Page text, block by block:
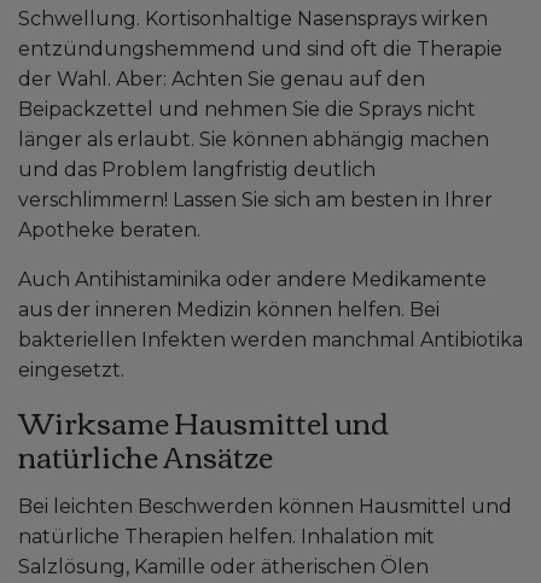
Schwellung. Kortisonhaltige Nasensprays wirken
entzündungshemmend und sind oft die Therapie
der Wahl. Aber: Achten Sie genau auf den
Beipackzettel und nehmen Sie die Sprays nicht
länger als erlaubt. Sie können abhängig machen
und das Problem langfristig deutlich
verschlimmern! Lassen Sie sich am besten in Ihrer
Apotheke beraten.
Auch Antihistaminika oder andere Medikamente
aus der inneren Medizin können helfen. Bei
bakteriellen Infekten werden manchmal Antibiotika
eingesetzt.
Wirksame Hausmittel und
natürliche Ansätze
Bei leichten Beschwerden können Hausmittel und
natürliche Therapien helfen. Inhalation mit
Salzlösung, Kamille oder ätherischen Ölen